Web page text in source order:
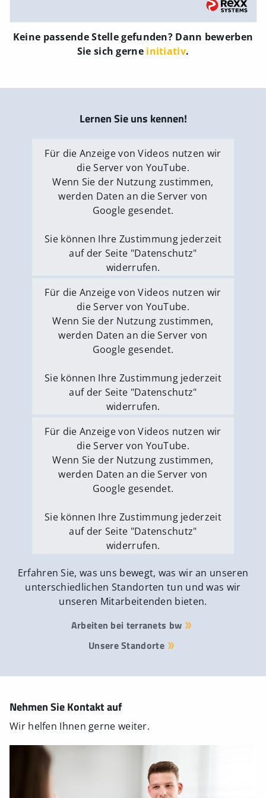
Keine passende Stelle gefunden? Dann bewerben
Sie sich gerne initiativ.
Lernen Sie uns kennen!
Für die Anzeige von Videos nutzen wir
die Server von YouTube.
Wenn Sie der Nutzung zustimmen,
werden Daten an die Server von
Google gesendet.
Sie können Ihre Zustimmung jederzeit
auf der Seite "Datenschutz"
widerrufen.
Externe Medien erlauben
Für die Anzeige von Videos nutzen wir
die Server von YouTube.
Wenn Sie der Nutzung zustimmen,
werden Daten an die Server von
Google gesendet.
Sie können Ihre Zustimmung jederzeit
auf der Seite "Datenschutz"
widerrufen.
Externe Medien erlauben
Für die Anzeige von Videos nutzen wir
die Server von YouTube.
Wenn Sie der Nutzung zustimmen,
werden Daten an die Server von
Google gesendet.
Sie können Ihre Zustimmung jederzeit
auf der Seite "Datenschutz"
widerrufen.
Externe Medien erlauben
Erfahren Sie, was uns bewegt, was wir an unseren
unterschiedlichen Standorten tun und was wir
unseren Mitarbeitenden bieten.
Arbeiten bei terranets bw
Unsere Standorte
Nehmen Sie Kontakt auf
Wir helfen Ihnen gerne weiter.